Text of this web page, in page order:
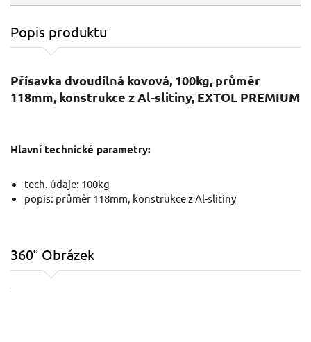
Popis produktu
Přísavka dvoudílná kovová, 100kg, průměr
118mm, konstrukce z Al-slitiny, EXTOL PREMIUM
Hlavní technické parametry:
tech. údaje: 100kg
popis: průměr 118mm, konstrukce z Al-slitiny
360° Obrázek